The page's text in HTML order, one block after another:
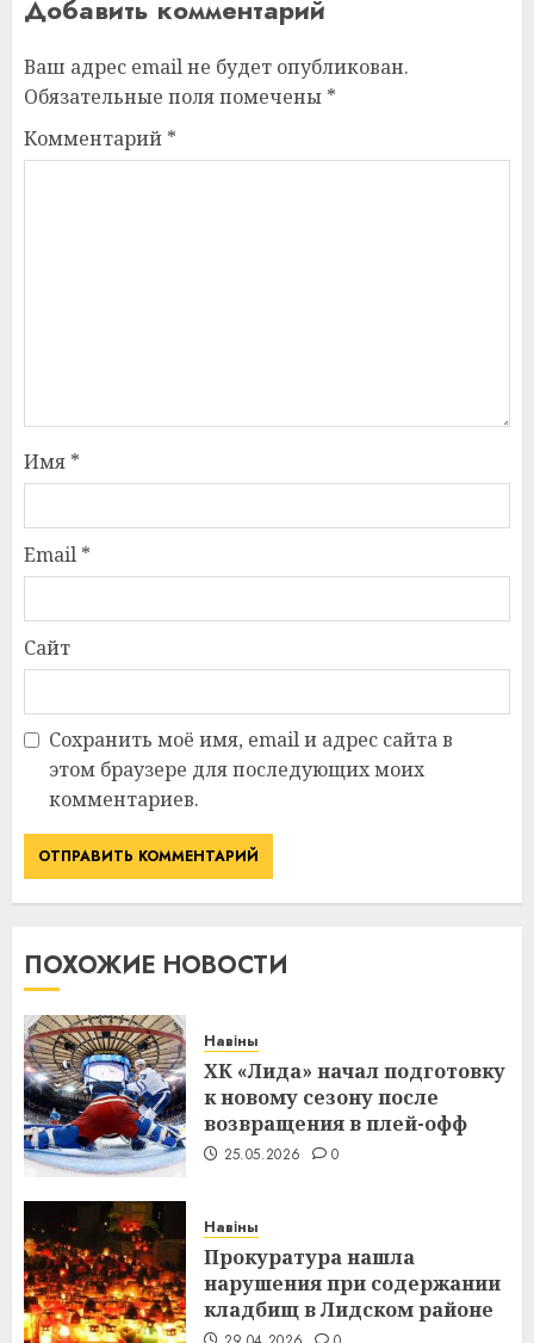
Добавить комментарий
Ваш адрес email не будет опубликован.
Обязательные поля помечены *
Комментарий *
Имя *
Email *
Сайт
Сохранить моё имя, email и адрес сайта в
этом браузере для последующих моих
комментариев.
ПОХОЖИЕ НОВОСТИ
Навіны
ХК «Лида» начал подготовку
к новому сезону после
возвращения в плей-офф
25.05.2026 0
Навіны
Прокуратура нашла
нарушения при содержании
кладбищ в Лидском районе